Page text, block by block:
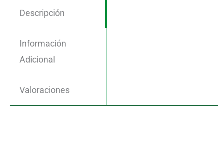
Descripción
Información
Adicional
Valoraciones